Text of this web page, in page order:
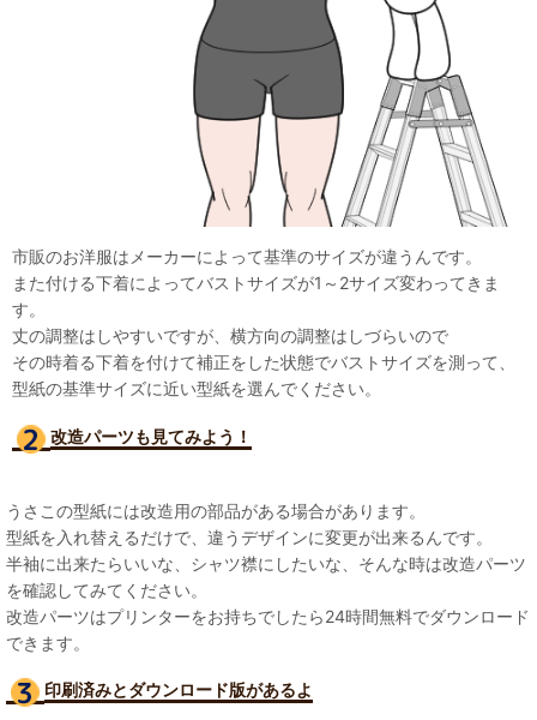
市販のお洋服はメーカーによって基準のサイズが違うんです。
また付ける下着によってバストサイズが1～2サイズ変わってきま
す。
丈の調整はしやすいですが、横方向の調整はしづらいので
その時着る下着を付けて補正をした状態でバストサイズを測って、
型紙の基準サイズに近い型紙を選んでください。
改造パーツも見てみよう！
うさこの型紙には改造用の部品がある場合があります。
型紙を入れ替えるだけで、違うデザインに変更が出来るんです。
半袖に出来たらいいな、シャツ襟にしたいな、そんな時は改造パーツ
を確認してみてください。
改造パーツはプリンターをお持ちでしたら24時間無料でダウンロード
できます。
印刷済みとダウンロード版があるよ